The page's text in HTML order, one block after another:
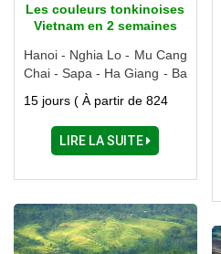
Les couleurs tonkinoises
Vietnam en 2 semaines
Hanoi - Nghia Lo - Mu Cang
Chai - Sapa - Ha Giang - Ba
Be - Thai Nguyen - Baie
d'Halong - Ninh Binh
15 jours ( À partir de 824
LIRE LA SUITE